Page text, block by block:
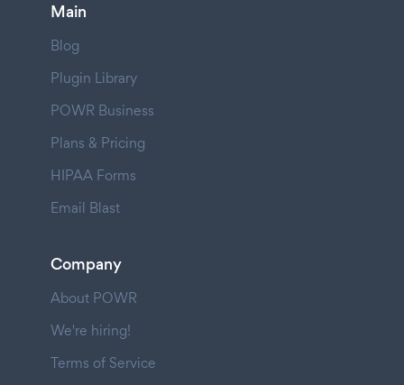
Main
Blog
Plugin Library
POWR Business
Plans & Pricing
HIPAA Forms
Email Blast
Company
About POWR
We're hiring!
Terms of Service